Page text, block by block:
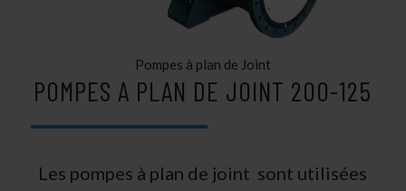
Pompes à plan de Joint
POMPES A PLAN DE JOINT 200-125
Les pompes à plan de joint sont utilisées